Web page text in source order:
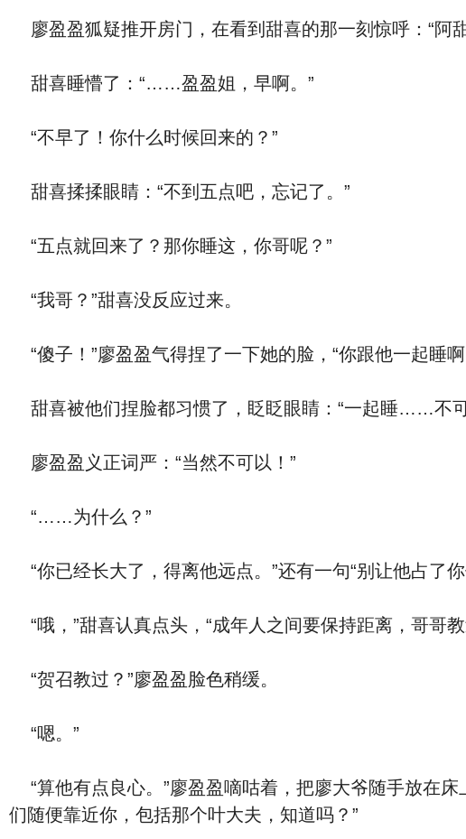
廖盈盈狐疑推开房门，在看到甜喜的那一刻惊呼：“阿
甜喜睡懵了：“……盈盈姐，早啊。”
“不早了！你什么时候回来的？”
甜喜揉揉眼睛：“不到五点吧，忘记了。”
“五点就回来了？那你睡这，你哥呢？”
“我哥？”甜喜没反应过来。
“傻子！”廖盈盈气得捏了一下她的脸，“你跟他一起睡啊
甜喜被他们捏脸都习惯了，眨眨眼睛：“一起睡……不
廖盈盈义正词严：“当然不可以！”
“……为什么？”
“你已经长大了，得离他远点。”还有一句“别让他占了
“哦，”甜喜认真点头，“成年人之间要保持距离，哥哥
“贺召教过？”廖盈盈脸色稍缓。
“嗯。”
“算他有点良心。”廖盈盈嘀咕着，把廖大爷随手放在
们随便靠近你，包括那个叶大夫，知道吗？”